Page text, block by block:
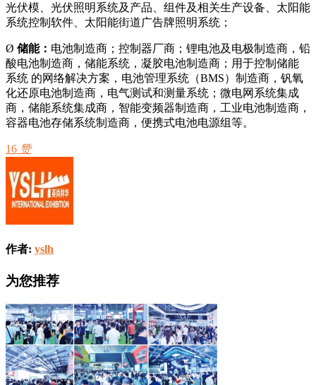
光伏模、光伏照明系统及产品、组件及相关生产设备、太阳能
系统控制软件、太阳能街道广告牌照明系统；
Ø 储能： 电池制造商；控制器厂商；锂电池及电极制造商，铅
酸电池制造商，储能系统，凝胶电池制造商；用于控制储能
系统 的网络解决方案，电池管理系统（BMS）制造商，钒氧
化还原电池制造商，电气测试和测量系统；微电网系统集成
商，储能系统集成商，智能变频器制造商，工业电池制造商，
容器电池存储系统制造商，便携式电池电源组等。
16 赞
作者: yslh
为您推荐